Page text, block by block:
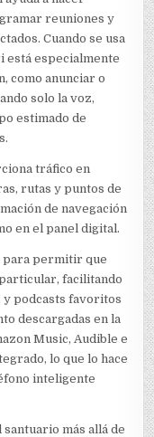
reuniones y
Cuando se usa
está especialmente
como anunciar o
solo la voz,
estimado de
tráfico en
rutas y puntos de
de navegación
en el panel digital.
para permitir que
facilitando
y podcasts favoritos
descargadas en la
Music, Audible e
lo que lo hace
inteligente
más allá de